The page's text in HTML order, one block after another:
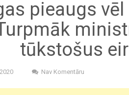
pieaugs
tūkstošus
Nav Komentāru